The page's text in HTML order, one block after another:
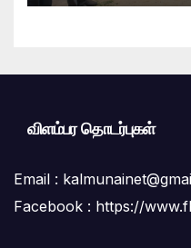
ஆதம்பாவா எம்.பி
விளம்பர தொடர்புகள்
Email :
Facebook : https://